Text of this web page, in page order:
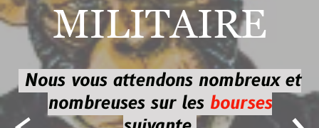
MILITAIRE
Nous vous attendons nombreux et
nombreuses sur les bourses